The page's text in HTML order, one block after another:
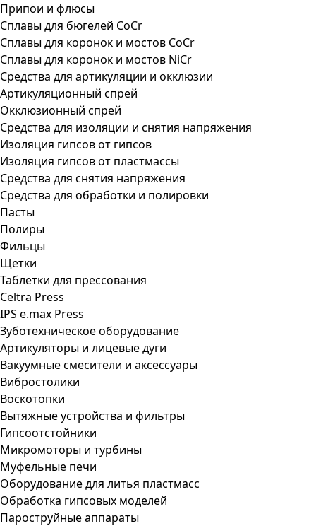
Припои и флюсы
Сплавы для бюгелей CoCr
Сплавы для коронок и мостов CoCr
Сплавы для коронок и мостов NiCr
Средства для артикуляции и окклюзии
Артикуляционный спрей
Окклюзионный спрей
Средства для изоляции и снятия напряжения
Изоляция гипсов от гипсов
Изоляция гипсов от пластмассы
Средства для снятия напряжения
Средства для обработки и полировки
Пасты
Полиры
Фильцы
Щетки
Таблетки для прессования
Celtra Press
IPS e.max Press
Зуботехническое оборудование
Артикуляторы и лицевые дуги
Вакуумные смесители и аксессуары
Вибростолики
Воскотопки
Вытяжные устройства и фильтры
Гипсоотстойники
Микромоторы и турбины
Муфельные печи
Оборудование для литья пластмасс
Обработка гипсовых моделей
Пароструйные аппараты